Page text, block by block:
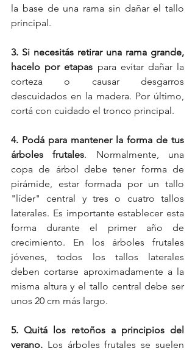
la base de una rama sin dañar el tallo
principal.
3. Si necesitás retirar una rama grande,
hacelo por etapas para evitar dañar la
corteza o causar desgarros
descuidados en la madera. Por último,
cortá con cuidado el tronco principal.
4. Podá para mantener la forma de tus
árboles frutales. Normalmente, una
copa de árbol debe tener forma de
pirámide, estar formada por un tallo
"líder" central y tres o cuatro tallos
laterales. Es importante establecer esta
forma durante el primer año de
crecimiento. En los árboles frutales
jóvenes, todos los tallos laterales
deben cortarse aproximadamente a la
misma altura y el tallo central debe ser
unos 20 cm más largo.
5. Quitá los retoños a principios del
verano. Los árboles frutales se suelen